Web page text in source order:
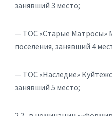
занявший 3 место;
— ТОС «Старые Матросы»
поселения, занявший 4
— ТОС «Наследие»
занявший 5 место;